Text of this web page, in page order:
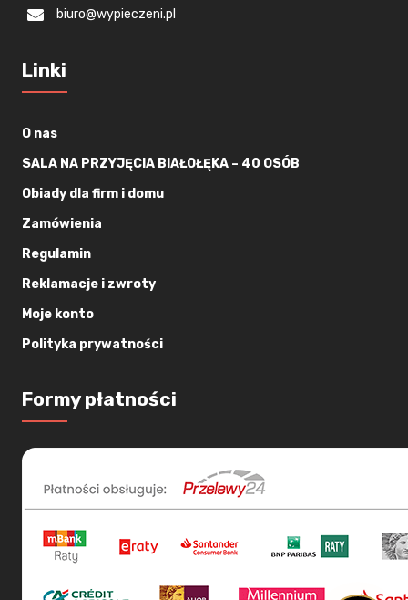
biuro@wypieczeni.pl
Linki
O nas
SALA NA PRZYJĘCIA BIAŁOŁĘKA – 40 OSÓB
Obiady dla firm i domu
Zamówienia
Regulamin
Reklamacje i zwroty
Moje konto
Polityka prywatności
Formy płatności